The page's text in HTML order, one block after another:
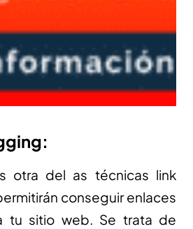
otra del as técnicas link
conseguir enlaces
tu sitio web. Se trata de